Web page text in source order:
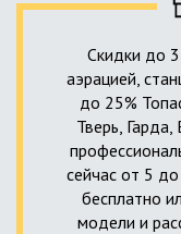
Скидки до
аэрацией,
до 25%
Тверь, Гарда,
сейчас от 5
бесплатно
модели и